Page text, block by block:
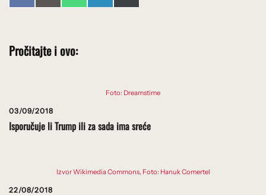
on on on on on
(Twitter)
Pročitajte i ovo:
Foto: Dreamstime
03/09/2018
Isporučuje li Trump ili za sada ima sreće
Izvor Wikimedia Commons, Foto: Hanuk Comertel
22/08/2018